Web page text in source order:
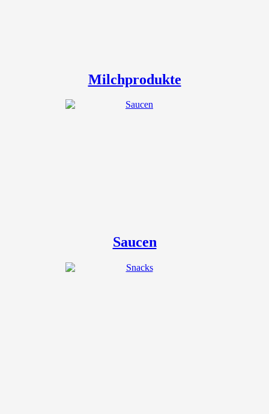
Milchprodukte
Saucen